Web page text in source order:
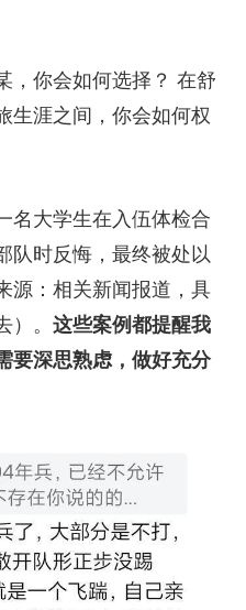
，你会如何选择？ 在舒
生涯之间，你会如何权
名大学生在入伍体检合
队时反悔，最终被处以
源：相关新闻报道，具
。 这些案例都提醒我
要深思熟虑，做好充分